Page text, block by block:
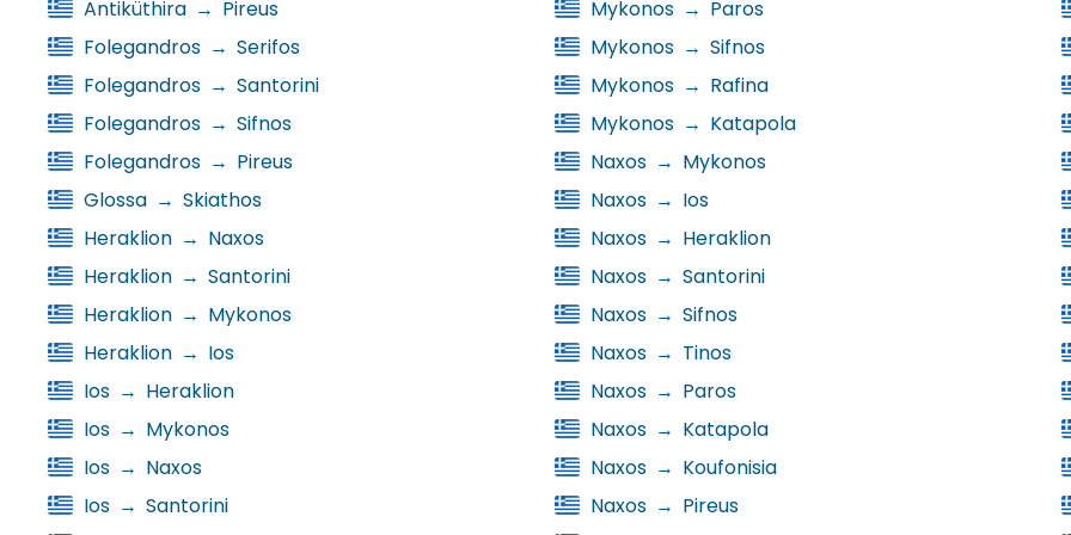
Antiküthira → Pireus
Folegandros → Serifos
Folegandros → Santorini
Folegandros → Sifnos
Folegandros → Pireus
Glossa → Skiathos
Heraklion → Naxos
Heraklion → Santorini
Heraklion → Mykonos
Heraklion → Ios
Ios → Heraklion
Ios → Mykonos
Ios → Naxos
Ios → Santorini
Mykonos → Paros
Mykonos → Sifnos
Mykonos → Rafina
Mykonos → Katapola
Naxos → Mykonos
Naxos → Ios
Naxos → Heraklion
Naxos → Santorini
Naxos → Sifnos
Naxos → Tinos
Naxos → Paros
Naxos → Katapola
Naxos → Koufonisia
Naxos → Pireus